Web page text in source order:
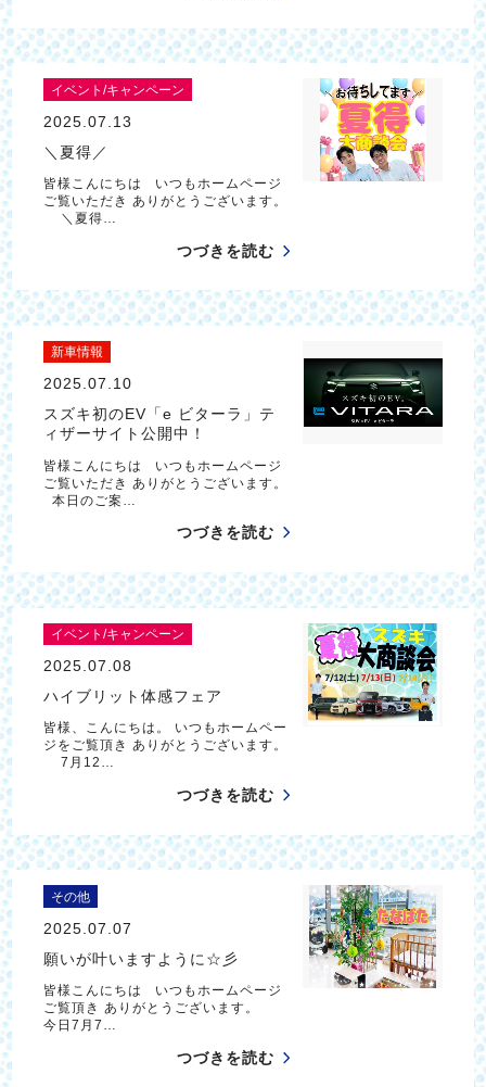
イベント/キャンペーン
2025.07.13
＼夏得／
皆様こんにちは いつもホームページ
ご覧いただき ありがとうございます。
＼夏得…
つづきを読む
新車情報
2025.07.10
スズキ初のEV「e ビターラ」テ
ィザーサイト公開中！
皆様こんにちは いつもホームページ
ご覧いただき ありがとうございます。
本日のご案…
つづきを読む
イベント/キャンペーン
2025.07.08
ハイブリット体感フェア
皆様、こんにちは。 いつもホームペー
ジをご覧頂き ありがとうございます。
7月12…
つづきを読む
その他
2025.07.07
願いが叶いますように☆彡
皆様こんにちは いつもホームページ
ご覧頂き ありがとうございます。
今日7月7…
つづきを読む